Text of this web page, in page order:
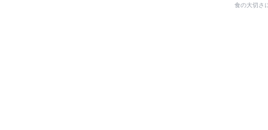
食の大切さ